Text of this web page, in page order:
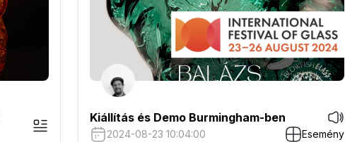
Kiállítás és Demo Burmingham-ben
2024-08-23 10:04:00 Esemény